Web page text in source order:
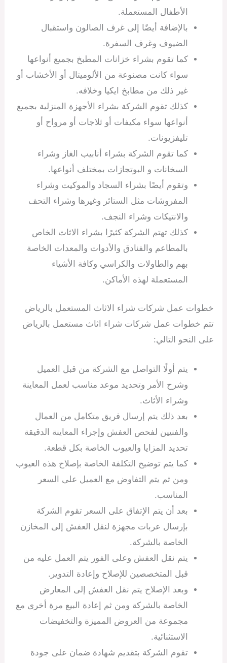
الأطفال المستعملة.
بالإضافة أيضًا إلى غرف الصالون واستقبال
الضيوف وغرف السفرة.
كما تقوم بشراء خزانات المطبخ بجميع أنواعها
سواء كانت مصنوعة من الألوميتال أو الأخشاب أو
غير ذلك من مطابخ ايكيا وخلافه.
كذلك تقوم الشركة بشراء الأجهزة المنزلية بجميع
أنواعها سواء مكيفات أو ثلاجات أو مرواح أو
تليفزيونات.
كما تقوم الشركة بشراء أنابيب الغاز وشراء
السخانات و البوتجازات بمختلف أنواعها.
وتقوم أيضًا بشراء السجاد والموكيت وشراء
المفروشات مثل الستائر وغيرها وشراء التحف
والانتيكات وشراء النجف.
كذلك تهتم الشركة كثيرًا بشراء الاثاث الخاص
بالمطاعم والفنادق والأدوات والمعدات الخاصة
بهم والطاولات والكراسي وكافة الأشياء
المستعملة لهذه الأماكن.
خطوات عمل شركات شراء الاثاث المستعمل بالرياض
تتم خطوات عمل شركات شراء اثاث مستعمل بالرياض
على النحو التالي:
يتم أولًا التواصل مع الشركة من قبل العميل
وشرح الأمر وتحديد موعد مناسب لعمل المعاينة
وشراء الأثاث.
بعد ذلك يتم إرسال فريق متكامل من العمال
والفنيين لفحص العفش وإجراء المعاينة الدقيقة
تحديد المزايا والعيوب الخاصة بكل قطعة.
كما يتم توضيح التكلفة الخاصة بإصلاح هذه العيوب
ومن ثم يتم التفاوض مع العميل على السعر
المناسب.
بعد أن يتم الإتفاق على السعر تقوم الشركة
بإرسال عربات مجهزة لنقل العفش إلى المخازن
الخاصة بالشركة.
يتم نقل العفش وعلى الفور يتم العمل عليه من
قبل المتخصصين للإصلاح وإعادة التدوير.
وبعد الإصلاح يتم نقل العفش إلى المعارض
الخاصة بالشركة ومن ثم إعادة البيع مرة أخرى مع
مجموعة من العروض المميزة والتخفيضات
الاستثنائية.
تقوم الشركة بتقديم شهادة ضمان على جودة